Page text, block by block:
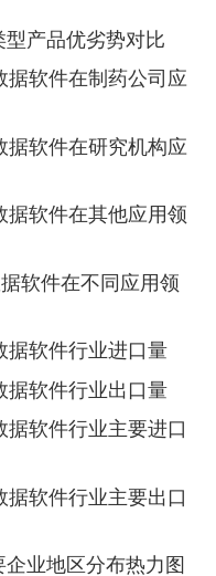
产品优劣势对比
软件在制药公司应
软件在研究机构应
软件在其他应用领
软件在不同应用领
软件行业进口量
软件行业出口量
软件行业主要进口
软件行业主要出口
业地区分布热力图